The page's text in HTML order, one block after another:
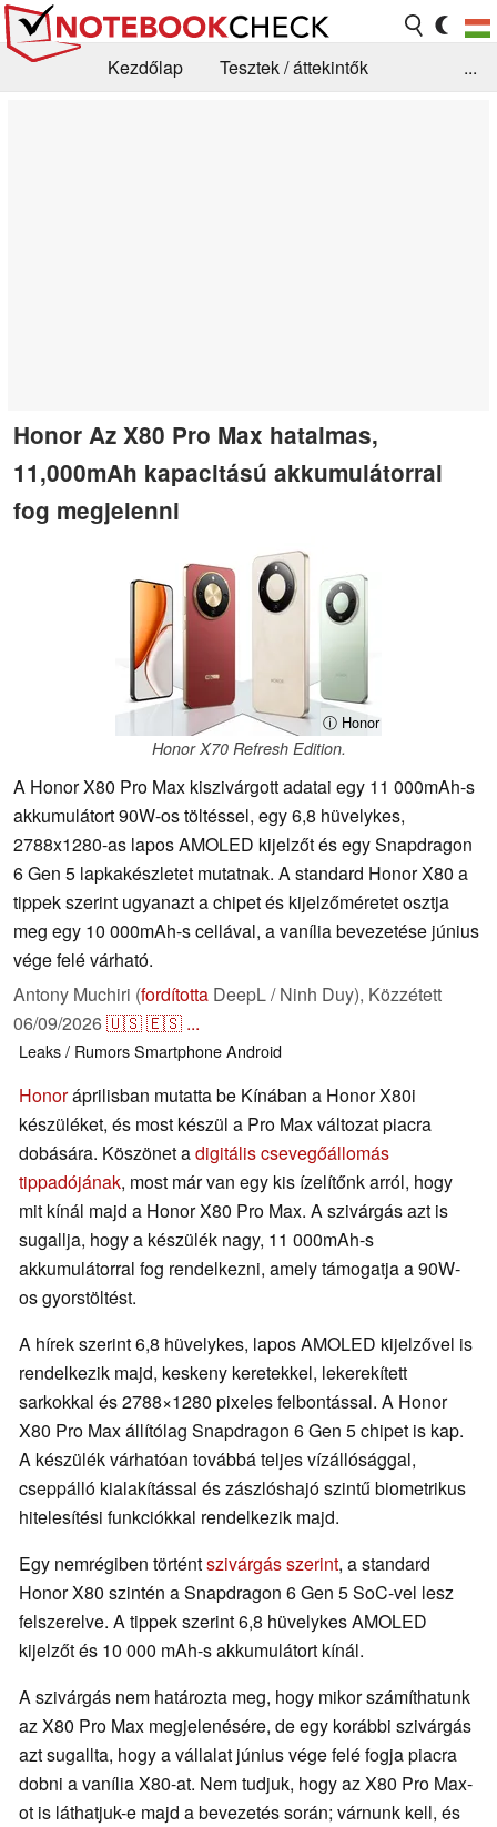
Kezdőlap
Tesztek / áttekintők
...
Honor Az X80 Pro Max hatalmas,
11,000mAh kapacitású akkumulátorral
fog megjelenni
ⓘ Honor
Honor X70 Refresh Edition.
A Honor X80 Pro Max kiszivárgott adatai egy 11 000mAh-s
akkumulátort 90W-os töltéssel, egy 6,8 hüvelykes,
2788x1280-as lapos AMOLED kijelzőt és egy Snapdragon
6 Gen 5 lapkakészletet mutatnak. A standard Honor X80 a
tippek szerint ugyanazt a chipet és kijelzőméretet osztja
meg egy 10 000mAh-s cellával, a vanília bevezetése június
vége felé várható.
Antony Muchiri (fordította DeepL / Ninh Duy), Közzétett
06/09/2026🇺🇸🇪🇸 ...
Leaks / RumorsSmartphoneAndroid
Honoráprilisban mutatta be Kínában a Honor X80i
készüléket, és most készül a Pro Max változat piacra
dobására. Köszönet adigitális csevegőállomás
tippadójának, most már van egy kis ízelítőnk arról, hogy
mit kínál majd a Honor X80 Pro Max. A szivárgás azt is
sugallja, hogy a készülék nagy, 11 000mAh-s
akkumulátorral fog rendelkezni, amely támogatja a 90W-
os gyorstöltést.
A hírek szerint 6,8 hüvelykes, lapos AMOLED kijelzővel is
rendelkezik majd, keskeny keretekkel, lekerekített
sarkokkal és 2788×1280 pixeles felbontással. A Honor
X80 Pro Max állítólag Snapdragon 6 Gen 5 chipet is kap.
A készülék várhatóan továbbá teljes vízállósággal,
cseppálló kialakítással és zászlóshajó szintű biometrikus
hitelesítési funkciókkal rendelkezik majd.
Egy nemrégiben történtszivárgás szerint, a standard
Honor X80 szintén a Snapdragon 6 Gen 5 SoC-vel lesz
felszerelve. A tippek szerint 6,8 hüvelykes AMOLED
kijelzőt és 10 000 mAh-s akkumulátort kínál.
A szivárgás nem határozta meg, hogy mikor számíthatunk
az X80 Pro Max megjelenésére, de egy korábbi szivárgás
azt sugallta, hogy a vállalat június vége felé fogja piacra
dobni a vanília X80-at. Nem tudjuk, hogy az X80 Pro Max-
ot is láthatjuk-e majd a bevezetés során; várnunk kell, és